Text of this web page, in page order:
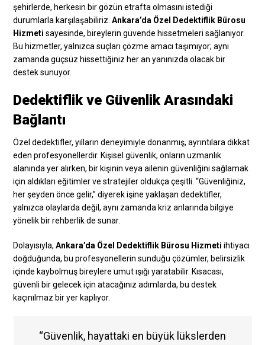
şehirlerde, herkesin bir gözün etrafta olmasını istediği
durumlarla karşılaşabiliriz.Ankara’da Özel Dedektiflik Bürosu
Hizmeti sayesinde, bireylerin güvende hissetmeleri sağlanıyor.
Bu hizmetler, yalnızca suçları çözme amacı taşımıyor; aynı
zamanda güçsüz hissettiğiniz her an yanınızda olacak bir
destek sunuyor.
Dedektiflik ve Güvenlik Arasındaki
Bağlantı
Özel dedektifler, yılların deneyimiyle donanmış, ayrıntılara dikkat
eden profesyonellerdir. Kişisel güvenlik, onların uzmanlık
alanında yer alırken, bir kişinin veya ailenin güvenliğini sağlamak
için aldıkları eğitimler ve stratejiler oldukça çeşitli. “Güvenliğiniz,
her şeyden önce gelir,” diyerek işine yaklaşan dedektifler,
yalnızca olaylarda değil, aynı zamanda kriz anlarında bilgiye
yönelik bir rehberlik de sunar.
Dolayısıyla,Ankara’da Özel Dedektiflik Bürosu Hizmeti ihtiyacı
doğduğunda, bu profesyonellerin sunduğu çözümler, belirsizlik
içinde kaybolmuş bireylere umut ışığı yaratabilir. Kısacası,
güvenli bir gelecek için atacağınız adımlarda, bu destek
kaçınılmaz bir yer kaplıyor.
“Güvenlik, hayattaki en büyük lükslerden